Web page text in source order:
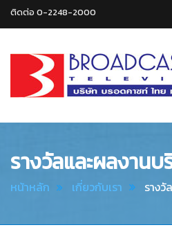
ติดต่อ 0-2248-2000
Thai
รางวัลและผลงาน
หน้าหลัก เกี่ยวกับเรา ราง